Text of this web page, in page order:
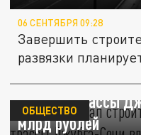
06 СЕНТЯБРЯ 09:28
Завершить
развязки
В первый этап
дублёра трассы
млрд рублей
ОБЩЕСТВО